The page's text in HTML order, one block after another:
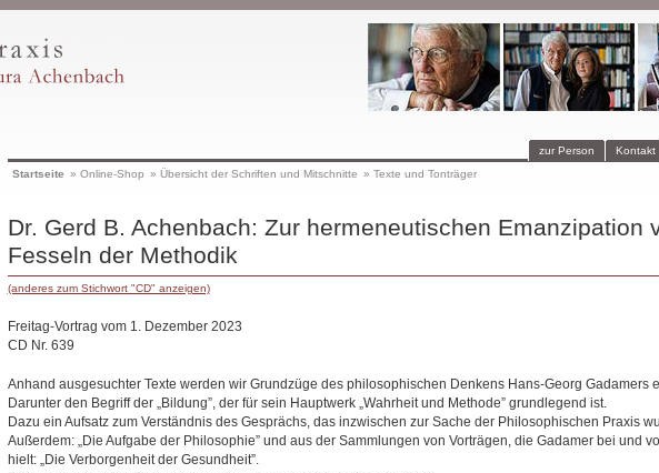
Kontakt
zur Person
Startseite » Online-Shop » Übersicht der Schriften und Mitschnitte » Texte und Tonträger
Dr. Gerd B. Achenbach: Zur hermeneutischen Emanzipation
Fesseln der Methodik
(anderes zum Stichwort "CD" anzeigen)
Freitag-Vortrag vom 1. Dezember 2023
CD Nr. 639
Anhand ausgesuchter Texte werden wir Grundzüge des philosophischen Denkens Hans-Georg Gadamers
Darunter den Begriff der „Bildung”, der für sein Hauptwerk „Wahrheit und Methode” grundlegend ist.
Dazu ein Aufsatz zum Verständnis des Gesprächs, das inzwischen zur Sache der Philosophischen Praxis
Außerdem: „Die Aufgabe der Philosophie” und aus der Sammlungen von Vorträgen, die Gadamer bei und
hielt: „Die Verborgenheit der Gesundheit”.